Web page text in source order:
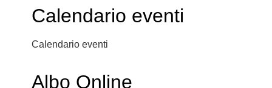
Calendario eventi
Calendario eventi
Albo Online